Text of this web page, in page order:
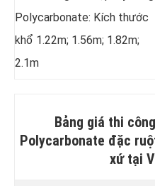
Polycarbonate: Kích thước
khổ 1.22m; 1.56m; 1.82m;
2.1m
Bảng giá thi
Polycarbonate đặc
xứ tại